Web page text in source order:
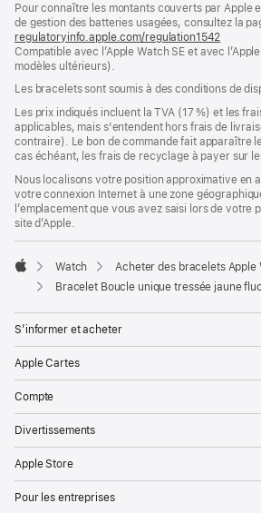
une
nouvelle
fenêtre)
Pour connaître les montants couverts par Apple
de gestion des batteries usagées, consultez la
regulatoryinfo.apple.com/regulation1542
dans
nouvelle
fenêtre)
Compatible avec l’Apple Watch SE et avec
modèles ultérieurs).
Les bracelets sont soumis à des conditions de
Les prix indiqués incluent la TVA (17 %) et les
applicables, mais s'entendent hors frais de
contraire). Le bon de commande fait apparaître
cas échéant, les frais de recyclage à payer sur
Nous localisons votre position approximative en
votre connexion Internet à une zone
l’emplacement que vous avez saisi lors de votre
site d’Apple.
Apple
Watch
Acheter des bracelets Apple
Bracelet Boucle unique tressée jaune
S’informer et acheter
Apple Cartes
Compte
Divertissements
Apple Store
Pour les entreprises